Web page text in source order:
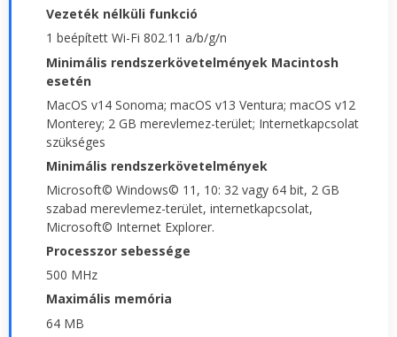
Vezeték nélküli funkció
1 beépített Wi-Fi 802.11 a/b/g/n
Minimális rendszerkövetelmények Macintosh
esetén
MacOS v14 Sonoma; macOS v13 Ventura; macOS v12
Monterey; 2 GB merevlemez-terület; Internetkapcsolat
szükséges
Minimális rendszerkövetelmények
Microsoft© Windows© 11, 10: 32 vagy 64 bit, 2 GB
szabad merevlemez-terület, internetkapcsolat,
Microsoft© Internet Explorer.
Processzor sebessége
500 MHz
Maximális memória
64 MB